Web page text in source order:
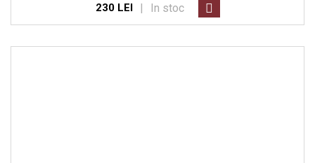
230 LEI | In stoc